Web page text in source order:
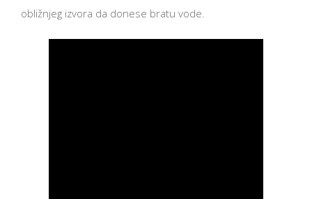
obližnjeg izvora da donese bratu vode.